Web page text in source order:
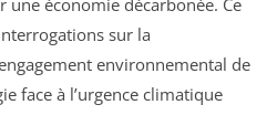
sur la
environnemental de
face à l’urgence climatique